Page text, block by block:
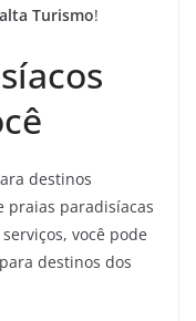
Turismo!
destinos
praias paradisíacas
você pode
destinos dos